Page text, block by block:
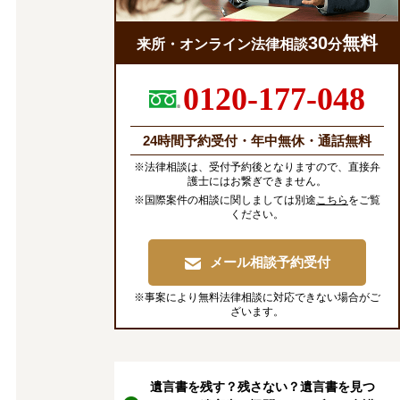
来所・オンライン法律相談30分無料
0120-177-048
24時間予約受付・年中無休・通話無料
※法律相談は、受付予約後となりますので、直接弁
護士にはお繋ぎできません。
※国際案件の相談に関しましては別途こちら をご覧
ください。
メール相談予約受付
※事案により無料法律相談に対応できない場合がご
ざいます。
遺言書を残す？残さない？遺言書を見つ